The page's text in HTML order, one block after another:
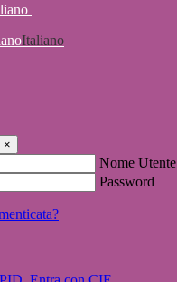
Italiano
×
Nome Utente
Password